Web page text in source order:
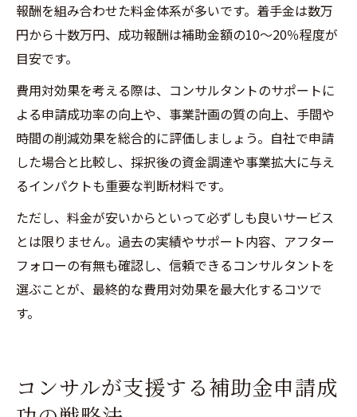
報酬を組み合わせた料金体系が多いです。着手金は数万
円から十数万円、成功報酬は補助金額の10〜20％程度が
目安です。
費用対効果を考える際は、コンサルタントのサポートに
よる申請成功率の向上や、事業計画の質の向上、手間や
時間の削減効果を総合的に評価しましょう。自社で申請
した場合と比較し、採択後の資金調達や事業拡大に与え
るインパクトも重要な判断材料です。
ただし、料金が安いからといって必ずしも良いサービス
とは限りません。過去の実績やサポート内容、アフター
フォローの有無も確認し、信頼できるコンサルタントを
選ぶことが、最終的な費用対効果を最大化するコツで
す。
コンサルが支援する補助金申請成